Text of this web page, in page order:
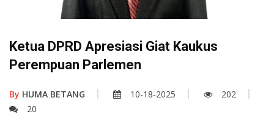
Ketua DPRD Apresiasi Giat Kaukus
Perempuan Parlemen
By HUMA BETANG 10-18-2025
202
20